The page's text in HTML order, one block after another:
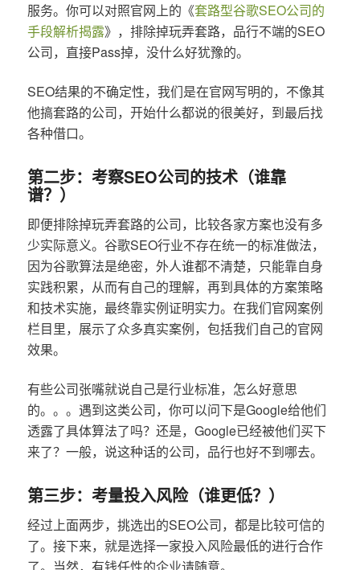
服务。你可以对照官网上的《套路型谷歌SEO公司的
手段解析揭露》，排除掉玩弄套路，品行不端的SEO
公司，直接Pass掉，没什么好犹豫的。
SEO结果的不确定性，我们是在官网写明的，不像其
他搞套路的公司，开始什么都说的很美好，到最后找
各种借口。
第二步：考察SEO公司的技术（谁靠
谱？）
即便排除掉玩弄套路的公司，比较各家方案也没有多
少实际意义。谷歌SEO行业不存在统一的标准做法，
因为谷歌算法是绝密，外人谁都不清楚，只能靠自身
实践积累，从而有自己的理解，再到具体的方案策略
和技术实施，最终靠实例证明实力。在我们官网案例
栏目里，展示了众多真实案例，包括我们自己的官网
效果。
有些公司张嘴就说自己是行业标准，怎么好意思
的。。。遇到这类公司，你可以问下是Google给他们
透露了具体算法了吗？还是，Google已经被他们买下
来了？一般，说这种话的公司，品行也好不到哪去。
第三步：考量投入风险（谁更低？）
经过上面两步，挑选出的SEO公司，都是比较可信的
了。接下来，就是选择一家投入风险最低的进行合作